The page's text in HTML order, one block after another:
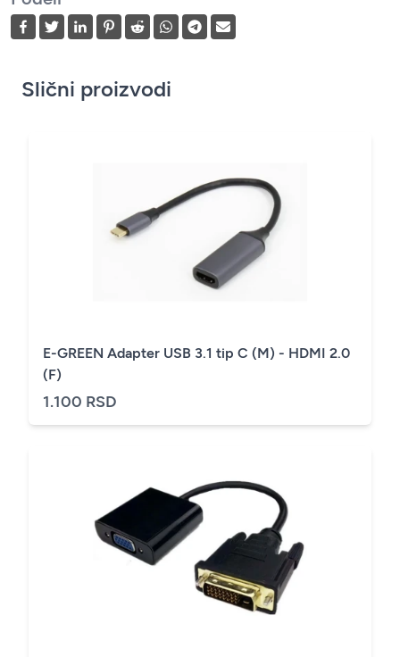
Slični proizvodi
E-GREEN Adapter USB 3.1 tip C (M) - HDMI 2.0
(F)
1.100 RSD